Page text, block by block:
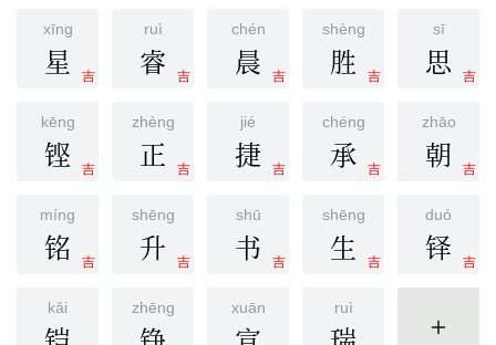
xīng
吉
星
ruì
吉
睿
chén
吉
晨
shèng
吉
胜
sī
吉
思
kēng
吉
铿
zhèng
吉
正
jié
吉
捷
chéng
吉
承
zhāo
吉
朝
míng
吉
铭
shēng
吉
升
shū
吉
书
shēng
吉
生
duó
吉
铎
kǎi zhēng xuān ruì